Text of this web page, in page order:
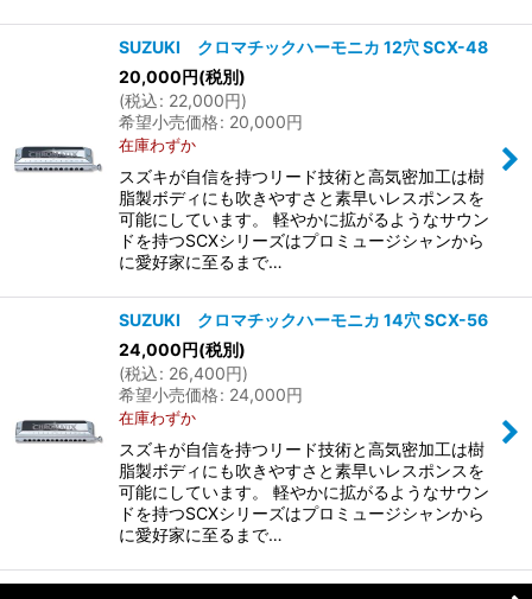
SUZUKI クロマチックハーモニカ 12穴 SCX-48
20,000円(税別)
(税込: 22,000円)
希望小売価格: 20,000円
在庫わずか
スズキが自信を持つリード技術と高気密加工は樹
脂製ボディにも吹きやすさと素早いレスポンスを
可能にしています。 軽やかに拡がるようなサウン
ドを持つSCXシリーズはプロミュージシャンから
に愛好家に至るまで…
SUZUKI クロマチックハーモニカ 14穴 SCX-56
24,000円(税別)
(税込: 26,400円)
希望小売価格: 24,000円
在庫わずか
スズキが自信を持つリード技術と高気密加工は樹
脂製ボディにも吹きやすさと素早いレスポンスを
可能にしています。 軽やかに拡がるようなサウン
ドを持つSCXシリーズはプロミュージシャンから
に愛好家に至るまで…